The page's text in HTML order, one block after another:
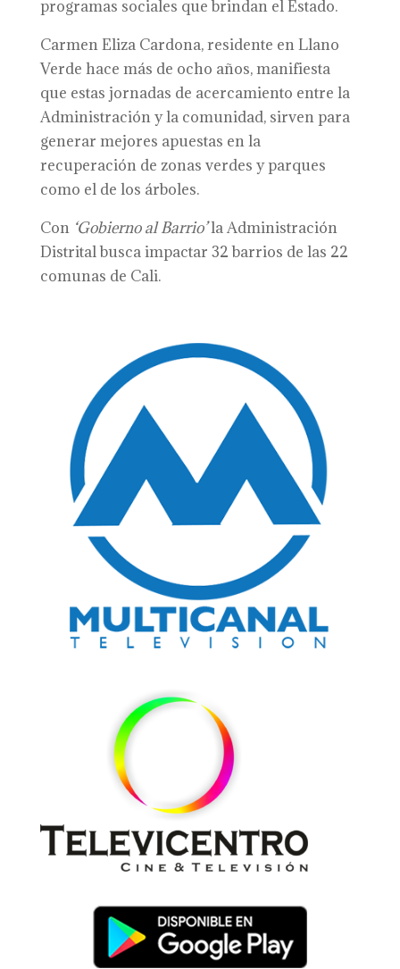
programas sociales que brindan el Estado.
Carmen Eliza Cardona, residente en Llano
Verde hace más de ocho años, manifiesta
que estas jornadas de acercamiento entre la
Administración y la comunidad, sirven para
generar mejores apuestas en la
recuperación de zonas verdes y parques
como el de los árboles.
Con ‘Gobierno al Barrio’la Administración
Distrital busca impactar 32 barrios de las 22
comunas de Cali.